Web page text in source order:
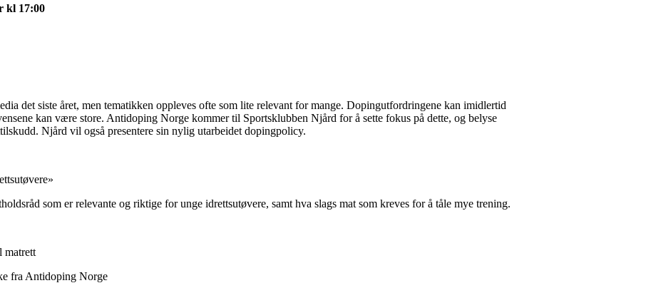
kl 17:00
det siste året, men tematikken oppleves ofte som lite relevant for mange. Dopingutfordringene kan imidlertid
kan være store. Antidoping Norge kommer til Sportsklubben Njård for å sette fokus på dette, og belyse
Njård vil også presentere sin nylig utarbeidet dopingpolicy.
som er relevante og riktige for unge idrettsutøvere, samt hva slags mat som kreves for å tåle mye trening.
matrett
fra Antidoping Norge